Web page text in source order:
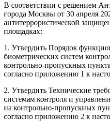
В соответствии с решением
города Москвы от 30 апреля
антитеррористической
площадках:
1. Утвердить Порядок
биометрических систем
контрольно-пропускных
согласно приложению 1 к
2. Утвердить Технические
системам контроля и
на контрольно-пропускных
согласно приложению 2 к